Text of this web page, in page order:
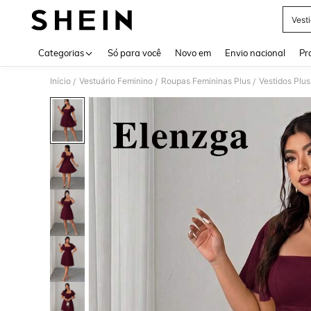
Categorias Só para você Novo em Envio nacional
Início / Vestuário Feminino / Roupas Femininas Plus / Vestidos